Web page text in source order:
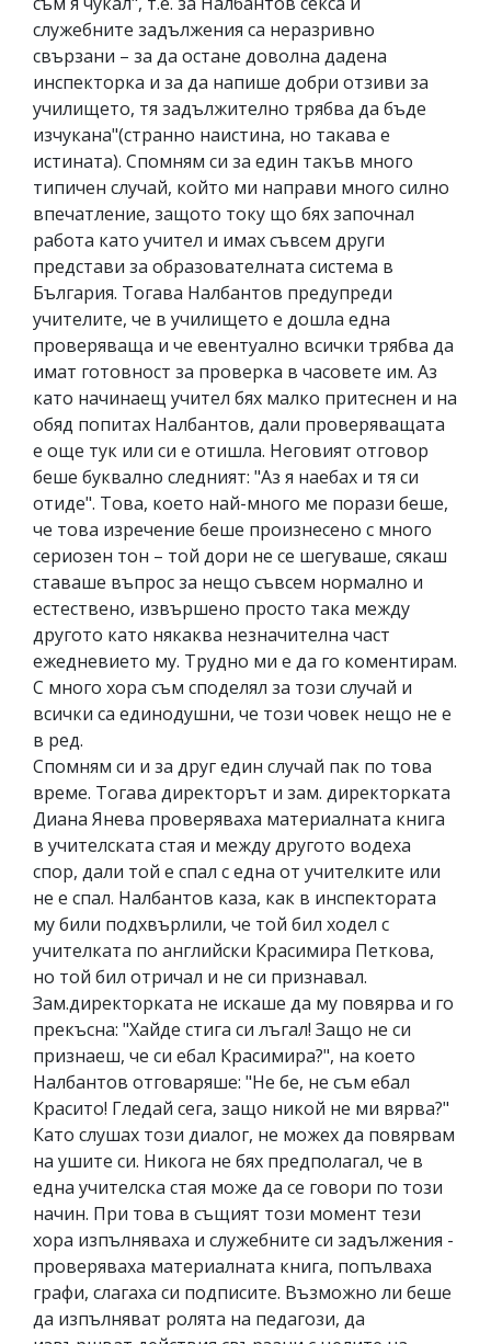
служебните задължения са неразривно
свързани – за да остане доволна дадена
инспекторка и за да напише добри отзиви за
училището, тя задължително трябва да бъде
изчукана"(странно наистина, но такава е
истината). Спомням си за един такъв много
типичен случай, който ми направи много силно
впечатление, защото току що бях започнал
работа като учител и имах съвсем други
представи за образователната система в
България. Тогава Налбантов предупреди
учителите, че в училището е дошла една
проверяваща и че евентуално всички трябва да
имат готовност за проверка в часовете им. Аз
като начинаещ учител бях малко притеснен и на
обяд попитах Налбантов, дали проверяващата
е още тук или си е отишла. Неговият отговор
беше буквално следният: "Аз я наебах и тя си
отиде". Това, което най-много ме порази беше,
че това изречение беше произнесено с много
сериозен тон – той дори не се шегуваше, сякаш
ставаше въпрос за нещо съвсем нормално и
естествено, извършено просто така между
другото като някаква незначителна част
ежедневието му. Трудно ми е да го коментирам.
С много хора съм споделял за този случай и
всички са единодушни, че този човек нещо не е
в ред.
Спомням си и за друг един случай пак по това
време. Тогава директорът и зам. директорката
Диана Янева проверяваха материалната книга
в учителската стая и между другото водеха
спор, дали той е спал с една от учителките или
не е спал. Налбантов каза, как в инспектората
му били подхвърлили, че той бил ходел с
учителката по английски Красимира Петкова,
но той бил отричал и не си признавал.
Зам.директорката не искаше да му повярва и го
прекъсна: "Хайде стига си лъгал! Защо не си
признаеш, че си ебал Красимира?", на което
Налбантов отговаряше: "Не бе, не съм ебал
Красито! Гледай сега, защо никой не ми вярва?"
Като слушах този диалог, не можех да повярвам
на ушите си. Никога не бях предполагал, че в
една учителска стая може да се говори по този
начин. При това в същият този момент тези
хора изпълняваха и служебните си задължения -
проверяваха материалната книга, попълваха
графи, слагаха си подписите. Възможно ли беше
да изпълняват ролята на педагози, да